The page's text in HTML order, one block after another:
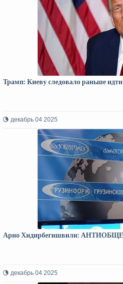
Трамп: Киеву следовало раньше
декабрь 04 2025
Арно Хидирбегишвили:
декабрь 04 2025